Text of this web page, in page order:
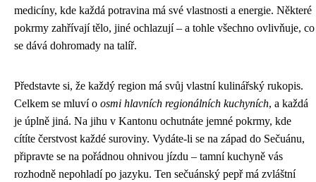
medicíny, kde každá potravina má své vlastnosti a energie. Některé
pokrmy zahřívají tělo, jiné ochlazují – a tohle všechno ovlivňuje, co
se dává dohromady na talíř.
Představte si, že každý region má svůj vlastní kulinářský rukopis.
Celkem se mluví o osmi hlavních regionálních kuchyních, a každá
je úplně jiná. Na jihu v Kantonu ochutnáte jemné pokrmy, kde
cítíte čerstvost každé suroviny. Vydáte-li se na západ do Sečuánu,
připravte se na pořádnou ohnivou jízdu – tamní kuchyně vás
rozhodně nepohladí po jazyku. Ten sečuánský pepř má zvláštní